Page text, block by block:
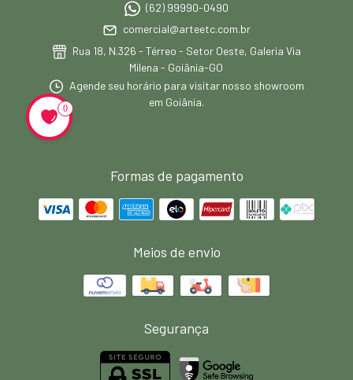
(62) 99990-0490
comercial@arteetc.com.br
Rua 18, N.326 - Térreo - Setor Oeste, Galeria Via
Milena - Goiânia-GO
Agende seu horário para visitar nosso showroom
em Goiânia.
Formas de pagamento
Meios de envio
Segurança
0